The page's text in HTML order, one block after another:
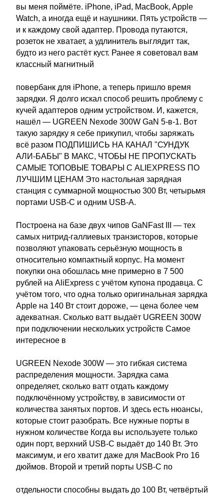
вы меня поймёте. iPhone, iPad, MacBook, Apple
Watch, а иногда ещё и наушники. Пять устройств —
и к каждому свой адаптер. Провода путаются,
розеток не хватает, а удлинитель выглядит так,
будто из него растёт куст. Ранее я советовал вам
классный магнитный
повербанк для iPhone, а теперь пришло время
зарядки. Я долго искал способ решить проблему с
кучей адаптеров одним устройством. И, кажется,
нашёл — UGREEN Nexode 300W GaN 5-в-1. Вот
такую зарядку я себе прикупил, чтобы заряжать
всё разом ПОДПИШИСЬ НА КАНАЛ "СУНДУК
АЛИ-БАБЫ" В МАКС, ЧТОБЫ НЕ ПРОПУСКАТЬ
САМЫЕ ТОПОВЫЕ ТОВАРЫ С ALIEXPRESS ПО
ЛУЧШИМ ЦЕНАМ Это настольная зарядная
станция с суммарной мощностью 300 Вт, четырьмя
портами USB-C и одним USB-A.
Построена на базе двух чипов GaNFast III — тех
самых нитрид-галлиевых транзисторов, которые
позволяют упаковать серьёзную мощность в
относительно компактный корпус. На момент
покупки она обошлась мне примерно в 7 500
рублей на AliExpress с учётом купона продавца. С
учётом того, что одна только оригинальная зарядка
Apple на 140 Вт стоит дороже, — цена более чем
адекватная. Сколько ватт выдаёт UGREEN 300W
при подключении нескольких устройств Самое
интересное в
UGREEN Nexode 300W — это гибкая система
распределения мощности. Зарядка сама
определяет, сколько ватт отдать каждому
подключённому устройству, в зависимости от
количества занятых портов. И здесь есть нюансы,
которые стоит разобрать. Все нужные порты в
нужном количестве Когда вы используете только
один порт, верхний USB-C выдаёт до 140 Вт. Это
максимум, и его хватит даже для MacBook Pro 16
дюймов. Второй и третий порты USB-C по
отдельности способны выдать до 100 Вт, четвёртый